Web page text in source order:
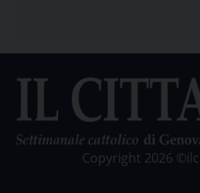
Copyright 2026